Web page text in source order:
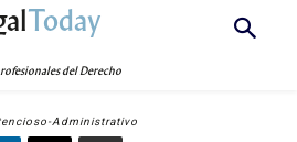
Today
del Derecho
Administrativo